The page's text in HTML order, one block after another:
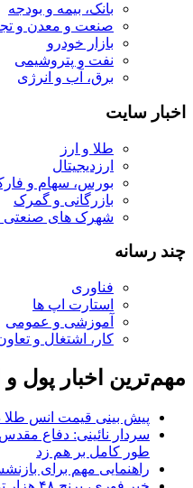
بانک، بیمه و بودجه
صنعت و معدن و
بازار خودرو
نفت و پتروشیمی
برق، آب و انرژی
اخبار سایت
طلا و ارز
ارزدیجیتال
بورس، سهام و
بازرگانی و گمرک
شهرک های صنعتی
چند رسانه
فناوری
استارت اپ ها
آموزشی و عمومی
کار، اشتغال و
مهم‌ترین اخبار پول
پیش بینی قیمت انس طلا
طور کامل بر هم زد
راهنمایی مهم برای